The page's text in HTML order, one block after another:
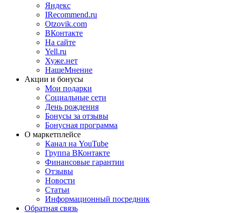
Яндекс
IRecommend.ru
Otzovik.com
ВКонтакте
На сайте
Yell.ru
Хуже.нет
НашеМнение
Акции и бонусы
Мои подарки
Социальные сети
День рождения
Бонусы за отзывы
Бонусная программа
О маркетплейсе
Канал на YouTube
Группа ВКонтакте
Финансовые гарантии
Отзывы
Новости
Статьи
Информационный посредник
Обратная связь